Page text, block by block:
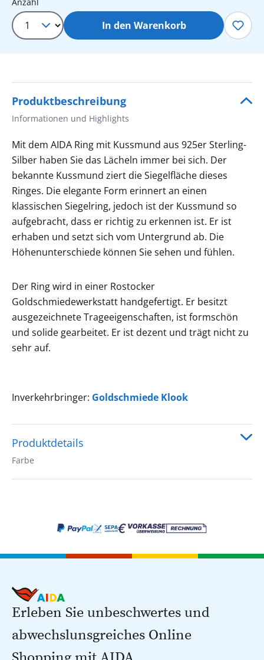
Produkt Anzahl: Gib den
In den Warenkorb
Produktbeschreibung
Informationen und Highlights
Mit dem AIDA Ring mit Kussmund aus 925er Sterling-
Silber haben Sie das Lächeln immer bei sich. Der
bekannte Kussmund ziert die Siegelfläche dieses
Ringes. Die elegante Form erinnert an einen
klassischen Siegelring, jedoch ist der Kussmund so
aufgebracht, dass er richtig zu erkennen ist. Er ist
erhaben und setzt sich vom Untergrund ab. Die
Höhenunterschiede können Sie sehen und fühlen.
Der Ring wird in einer Rostocker
Goldschmiedewerkstatt handgefertigt. Er besitzt
ausgezeichnete Trageeigenschaften, ist formschön
und solide gearbeitet. Er ist dezent und trägt nicht zu
sehr auf.
Inverkehrbringer: Goldschmiede Klook
Produktdetails
Farbe
Erleben Sie unbeschwertes und
abwechslunsgreiches Online